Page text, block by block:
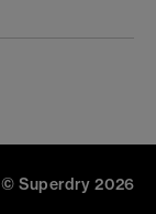
© Superdry 2026